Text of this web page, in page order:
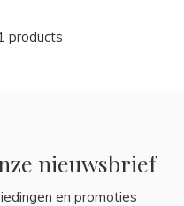
products
nieuwsbrief
en promoties